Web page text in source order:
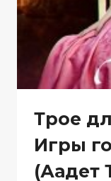
Трое
Игры
(Аадет